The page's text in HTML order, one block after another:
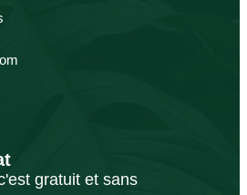
gratuit et sans